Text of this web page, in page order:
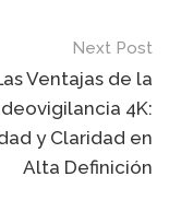
Next Post
Ventajas de la
4K:
y Claridad en
Alta Definición